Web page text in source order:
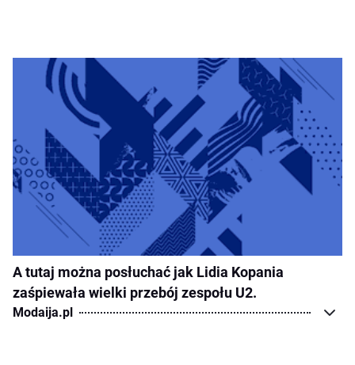
A tutaj można posłuchać jak Lidia Kopania
zaśpiewała wielki przebój zespołu U2.
Modaija.pl